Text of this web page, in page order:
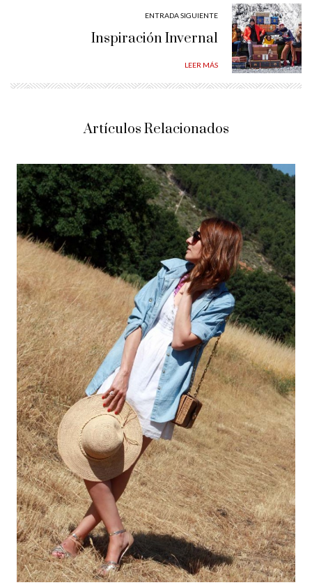
ENTRADA SIGUIENTE
Inspiración Invernal
LEER MÁS
Artículos Relacionados